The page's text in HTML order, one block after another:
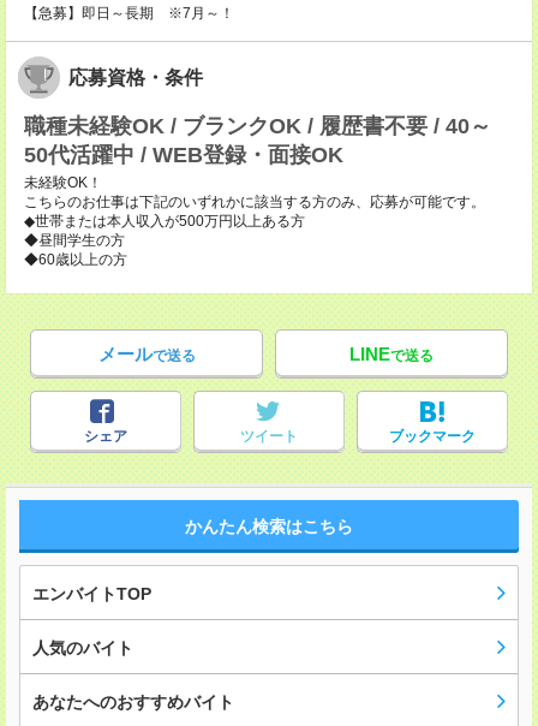
【急募】即日～長期 ※7月～！
応募資格・条件
職種未経験OK / ブランクOK / 履歴書不要 / 40～
50代活躍中 / WEB登録・面接OK
未経験OK！
こちらのお仕事は下記のいずれかに該当する方のみ、応募が可能です。
◆世帯または本人収入が500万円以上ある方
◆昼間学生の方
◆60歳以上の方
メールで送る LINEで送る
シェア ツイート ブックマーク
かんたん検索はこちら
エンバイトTOP
人気のバイト
あなたへのおすすめバイト